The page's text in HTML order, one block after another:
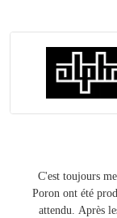
C'est toujours
Poron ont été
attendu. Après